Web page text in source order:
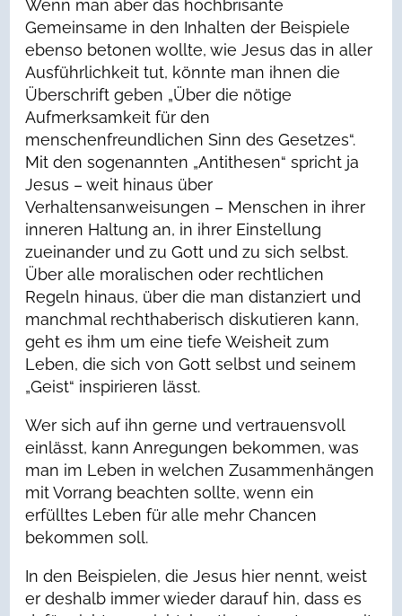
Wenn man aber das hochbrisante
Gemeinsame in den Inhalten der Beispiele
ebenso betonen wollte, wie Jesus das in aller
Ausführlichkeit tut, könnte man ihnen die
Überschrift geben „Über die nötige
Aufmerksamkeit für den
menschenfreundlichen Sinn des Gesetzes“.
Mit den sogenannten „Antithesen“ spricht ja
Jesus – weit hinaus über
Verhaltensanweisungen – Menschen in ihrer
inneren Haltung an, in ihrer Einstellung
zueinander und zu Gott und zu sich selbst.
Über alle moralischen oder rechtlichen
Regeln hinaus, über die man distanziert und
manchmal rechthaberisch diskutieren kann,
geht es ihm um eine tiefe Weisheit zum
Leben, die sich von Gott selbst und seinem
„Geist“ inspirieren lässt.
Wer sich auf ihn gerne und vertrauensvoll
einlässt, kann Anregungen bekommen, was
man im Leben in welchen Zusammenhängen
mit Vorrang beachten sollte, wenn ein
erfülltes Leben für alle mehr Chancen
bekommen soll.
In den Beispielen, die Jesus hier nennt, weist
er deshalb immer wieder darauf hin, dass es